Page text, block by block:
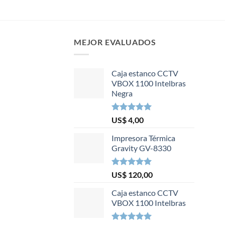
MEJOR EVALUADOS
Caja estanco CCTV
VBOX 1100 Intelbras
Negra
Valorado en
5.00
de 5
US$4,00
Impresora Térmica
Gravity GV-8330
Valorado en
5.00
de 5
US$ 120,00
Caja estanco CCTV
VBOX 1100 Intelbras